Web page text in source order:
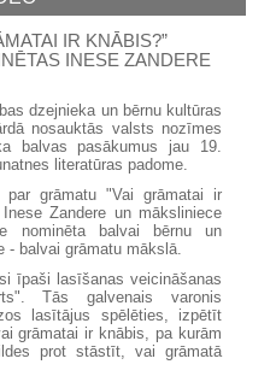
IR KNĀBIS?”
INESE ZANDERE
dzejnieka un bērnu kultūras
nosauktās valsts nozīmes
balvas pasākumus jau 19.
literatūras padome.
grāmatu "Vai grāmatai ir
Zandere un māksliniece
nominēta balvai bērnu un
- balvai grāmatu mākslā.
īpaši lasīšanas veicināšanas
Tās galvenais varonis
lasītājus spēlēties, izpētīt
grāmatai ir knābis, pa kurām
prot stāstīt, vai grāmatā